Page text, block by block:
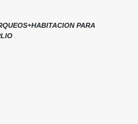
PARA